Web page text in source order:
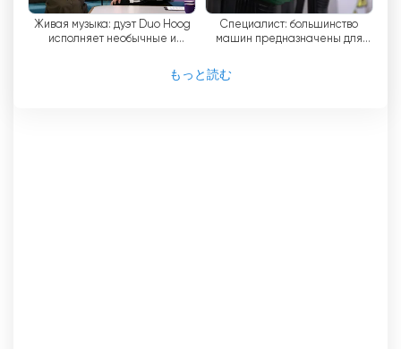
ットフォームを提供するという重要な役割を果たし
ている。ニュース、時事問題、ドキュメンタリー、
娯楽番組、文化番組など、多様なコンテンツを提供
している。この総合的な番組編成により、ロシア語
Живая музыка: дуэт Duo Hoog
исполняет необычные и
Специалист: большинство
машин предназначены для
もっと読む